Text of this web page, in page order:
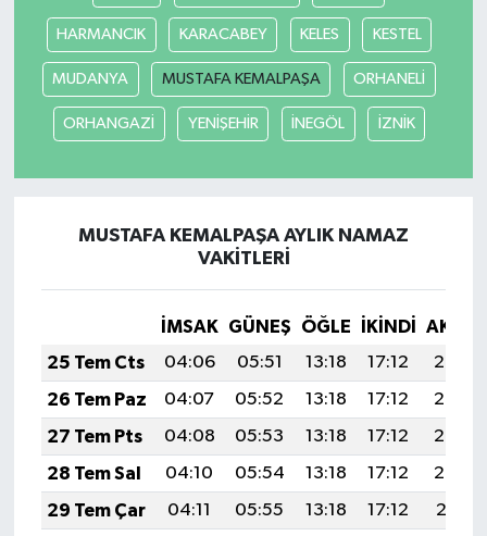
HARMANCIK KARACABEY KELES KESTEL
MUDANYA MUSTAFA KEMALPAŞA ORHANELİ
ORHANGAZİ YENİŞEHİR İNEGÖL İZNİK
MUSTAFA KEMALPAŞA AYLIK NAMAZ
VAKITLERI
İMSAK GÜNEŞ ÖĞLE İKINDI
25 Tem Cts
04:06 05:51 13:18 17:12
20:35
26 Tem Paz
04:07 05:52 13:18 17:12
20:34
27 Tem Pts
04:08 05:53 13:18 17:12
20:33
28 Tem Sal
04:10 05:54 13:18 17:12
20:32
29 Tem Çar
04:11 05:55 13:18 17:12
20:31